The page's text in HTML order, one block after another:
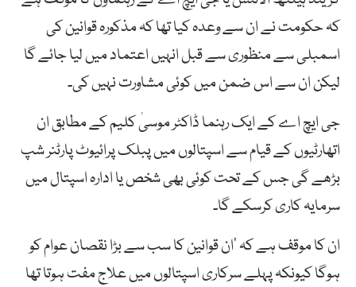
کہ حکومت نے ان سے وعدہ کیا تھا کہ مذکورہ قوانین کی
اسمبلی سے منظوری سے قبل انہیں اعتماد میں لیا جائے گا
لیکن ان سے اس ضمن میں کوئی مشاورت نہیں کی۔
جی ایچ اے کے ایک رہنما ڈاکٹر موسیٰ کلیم کے مطابق ان
اتھارٹیوں کے قیام سے اسپتالوں میں پبلک پرائیوٹ پارٹنر شپ
بڑھے گی جس کے تحت کوئی بھی شخص یا ادارہ اسپتال میں
سرمایہ کاری کرسکے گا۔
ان کا موقف ہے کہ ‘ان قوانین کا سب سے بڑا نقصان عوام کو
ہوگا کیونکہ پہلے سرکاری اسپتالوں میں علاج مفت ہوتا تھا